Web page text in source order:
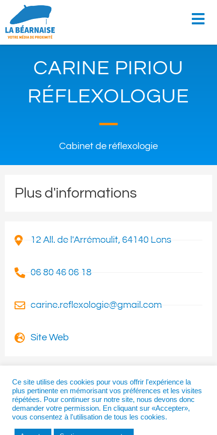
CARINE PIRIOU
RÉFLEXOLOGUE
Cabinet de réflexologie
Plus d'informations
12 All. de l'Arrémoulit, 64140 Lons
06 80 46 06 18
carine.reflexologie@gmail.com
Site Web
I
n
s
t
T
w
i
t
F
a
c
Ce site utilise des cookies pour vous offrir l'expérience la
plus pertinente en mémorisant vos préférences et les visites
répétées. Pour continuer sur notre site, nous devons donc
demander votre permission. En cliquant sur «Accepter»,
vous consentez à l'utilisation de tous les cookies.